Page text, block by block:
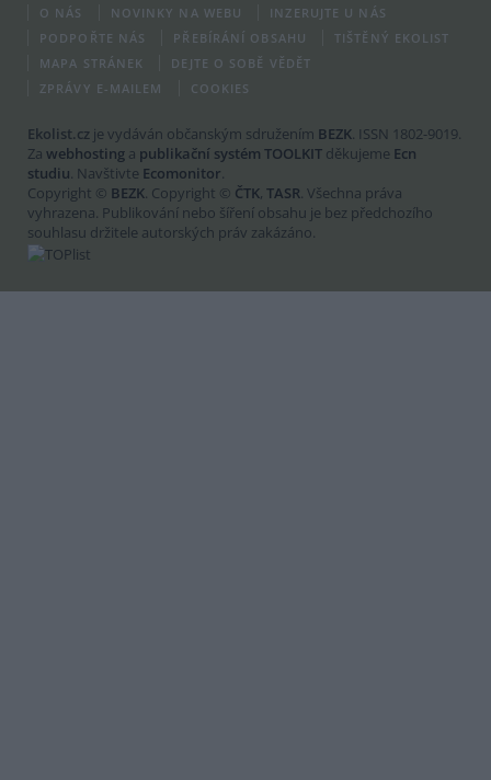
O NÁS NOVINKY NA WEBU
INZERUJTE U NÁS
PODPOŘTE NÁS
PŘEBÍRÁNÍ OBSAHU
TIŠTĚNÝ EKOLIST
MAPA STRÁNEK
DEJTE O SOBĚ VĚDĚT
ZPRÁVY E-MAILEM
COOKIES
Ekolist.cz je vydáván občanským sdružením BEZK. ISSN 1802-9019.
Za webhosting a publikační systém TOOLKIT děkujeme Ecn
studiu. Navštivte Ecomonitor.
Copyright © BEZK. Copyright © ČTK, TASR. Všechna práva
vyhrazena. Publikování nebo šíření obsahu je bez předchozího
souhlasu držitele autorských práv zakázáno.